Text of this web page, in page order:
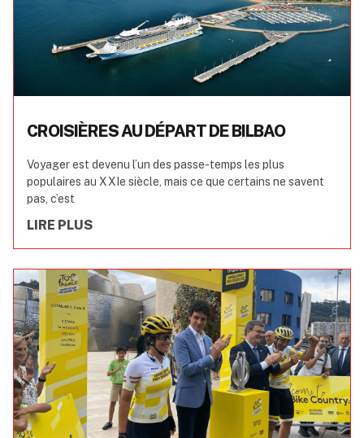
CROISIÈRES AU DÉPART DE BILBAO
Voyager est devenu l’un des passe-temps les plus
populaires au XXIe siècle, mais ce que certains ne savent
pas, c’est
LIRE PLUS